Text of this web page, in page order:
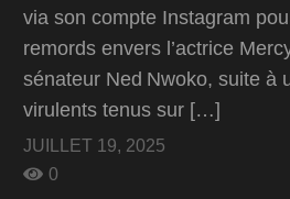
via son compte Instagram
remords envers l’actrice
sénateur Ned Nwoko, suite à
virulents tenus sur […]
JUILLET 19, 2025
0